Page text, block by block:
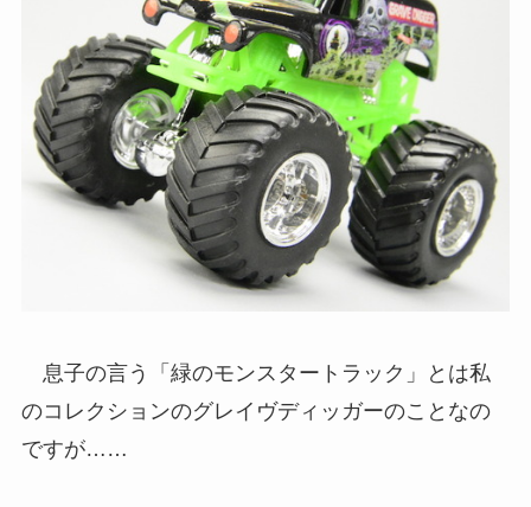
息子の言う「緑のモンスタートラック」とは私
のコレクションのグレイヴディッガーのことなの
ですが……